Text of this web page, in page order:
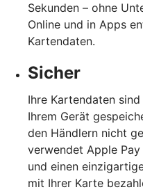
Sekunden – ohne
Online und in Apps
Kartendaten.
Sicher
Ihre Kartendaten
Ihrem Gerät
den Händlern nicht
verwendet Apple
und einen
mit Ihrer Karte